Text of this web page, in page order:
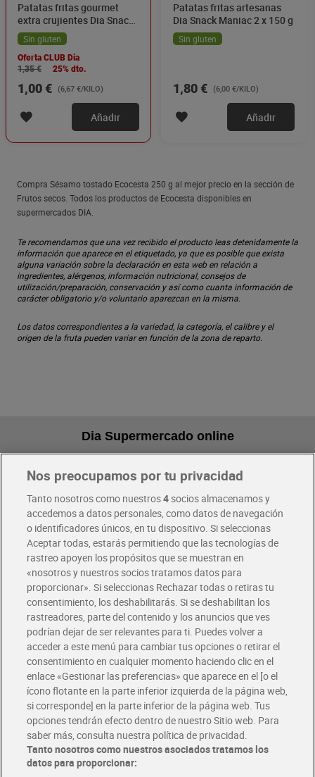
Patatas fritas gourmet
extra crujientes Dia Snack
Maniac 150 g
Sin gluten
Oferta CLUB Dia
1,35 €
25% dto.
1,00 € (6,67 €/KILO)
Añadir
Patatas fritas artesanas
Dia Snack Maniac 2 x 150 g
Sin gluten
1,80 € (6,00 €/KILO)
Añadir
Compra Sésamo tostado Ecocesta 250 g al mejor precio en la sección de
Frutos secos. Todos los productos de Ecocesta disponibles en
supermercados DIA.
Te recomendamos que una vez recibido el producto leas detenidamente la
información que aparece en el etiquetado, ya que es posible que exista
alguna variación sobre la declaración en esta web en relación a
ingredientes, alérgenos, información nutricional, consejos de
utilización/preparación, conservación y así como cuanta información de
carácter obligatorio y/o voluntario aparezcan en la misma.
Los datos correspondientes a la variedad, la categoría, el calibre y el
origen de la fruta pueden variar en función de la zona de reparto.
Dia Supermercado online
Pide hoy, recibe hoy
Envío gratis por compras superiores a 100€
Envío estandar por 4,99€
Glovo y Uber Eats
Solicita tu factura de Glovo o Uber Eats
Únete al CLUB Dia
Disfruta las ventajas y ofertas exclusivas.
Descárgate la APP Dia
Folletos y Tiendas
Descubre las mejores ofertas y busca tu tienda más cercana
Tarjeta MaX Dia
Te devuelve hasta 8€/mes de tus compras.
¡Solicita tu tarjeta de crédito aquí!
Nos preocupamos por tu privacidad
Tanto nosotros como nuestros4socios almacenamos y
accedemos a datos personales, como datos de navegación
o identificadores únicos, en tu dispositivo. Si seleccionas
Aceptar todas, estarás permitiendo que las tecnologías de
rastreo apoyen los propósitos que se muestran en
«nosotros y nuestros socios tratamos datos para
proporcionar». Si seleccionas Rechazar todas o retiras tu
consentimiento, los deshabilitarás. Si se deshabilitan los
rastreadores, parte del contenido y los anuncios que ves
podrían dejar de ser relevantes para ti. Puedes volver a
acceder a este menú para cambiar tus opciones o retirar el
consentimiento en cualquier momento haciendo clic en el
enlace «Gestionar las preferencias» que aparece en el [o el
ícono flotante en la parte inferior izquierda de la página web,
si corresponde] en la parte inferior de la página web. Tus
opciones tendrán efecto dentro de nuestro Sitio web. Para
saber más, consulta nuestra política de privacidad.
Tanto nosotros como nuestros asociados tratamos los
datos para proporcionar: